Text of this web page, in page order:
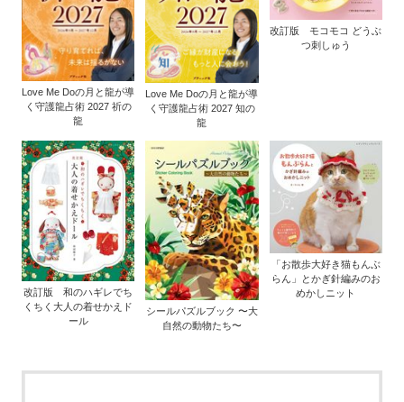
Love Me Doの月と龍が導
く守護龍占術 2027 祈の
龍
Love Me Doの月と龍が導
く守護龍占術 2027 知の
龍
改訂版 モコモコ どうぶ
つ刺しゅう
改訂版 和のハギレでち
くちく大人の着せかえド
ール
シールパズルブック 〜大
自然の動物たち〜
「お散歩大好き猫もんぶ
らん」とかぎ針編みのお
めかしニット